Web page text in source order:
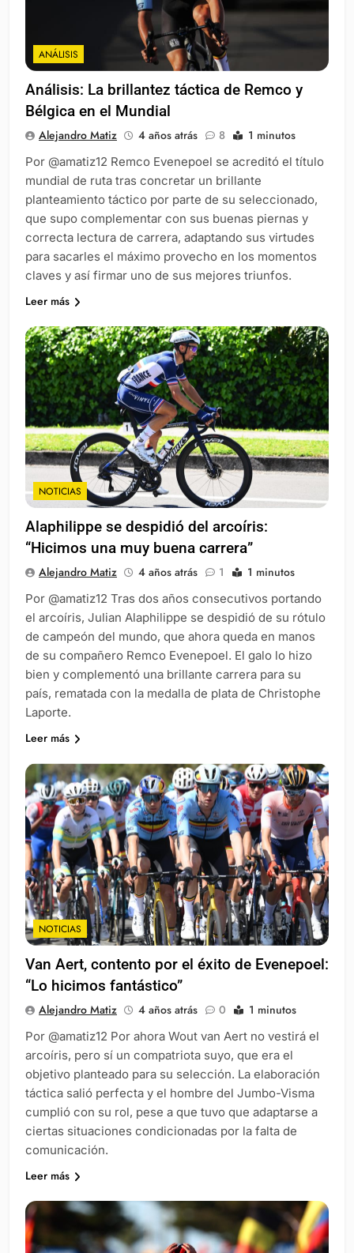
ANÁLISIS
Análisis: La brillantez táctica de Remco y
Bélgica en el Mundial
Alejandro Matiz 4 años atrás 8 1 minutos
Por @amatiz12 Remco Evenepoel se acreditó el título
mundial de ruta tras concretar un brillante
planteamiento táctico por parte de su seleccionado,
que supo complementar con sus buenas piernas y
correcta lectura de carrera, adaptando sus virtudes
para sacarles el máximo provecho en los momentos
claves y así firmar uno de sus mejores triunfos.
Leer más
NOTICIAS
Alaphilippe se despidió del arcoíris:
“Hicimos una muy buena carrera”
Alejandro Matiz 4 años atrás 1 1 minutos
Por @amatiz12 Tras dos años consecutivos portando
el arcoíris, Julian Alaphilippe se despidió de su rótulo
de campeón del mundo, que ahora queda en manos
de su compañero Remco Evenepoel. El galo lo hizo
bien y complementó una brillante carrera para su
país, rematada con la medalla de plata de Christophe
Laporte.
Leer más
NOTICIAS
Van Aert, contento por el éxito de Evenepoel:
“Lo hicimos fantástico”
Alejandro Matiz 4 años atrás 0 1 minutos
Por @amatiz12 Por ahora Wout van Aert no vestirá el
arcoíris, pero sí un compatriota suyo, que era el
objetivo planteado para su selección. La elaboración
táctica salió perfecta y el hombre del Jumbo-Visma
cumplió con su rol, pese a que tuvo que adaptarse a
ciertas situaciones condicionadas por la falta de
comunicación.
Leer más